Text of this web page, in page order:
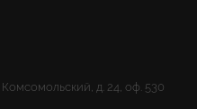
д. 24, оф. 530